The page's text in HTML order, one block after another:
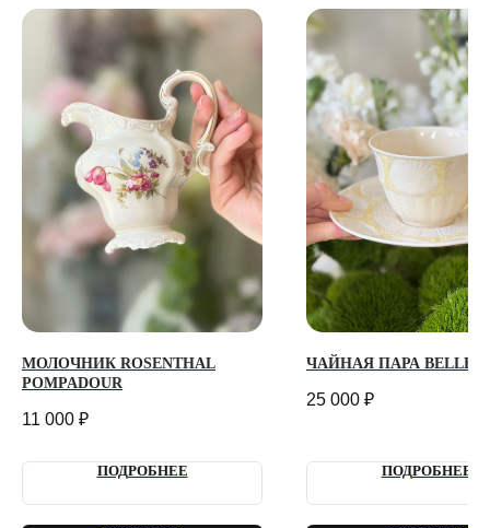
МОЛОЧНИК ROSENTHAL
POMPADOUR
11 000 ₽
ПОДРОБНЕЕ
ЧАЙНАЯ ПАРА
25 000 ₽
ПОДРОБНЕЕ
КОНФИДЕНЦИАЛЬНОСТЬ
2018 - 2025 PLOMBIR FLOWERS
ТЕЛЕГРАМ-КАНАЛ
О ЦВЕТАХ
ТЕЛЕГРАМ-КАНАЛ
О ВИНТАЖЕ
Г. САНКТ ПЕТЕРБУРГ
+7 981 9672833
Ответим на все вопросы!
info@plombirflowers.ru
Каждый день с 9:00 до 21:00
УЛ. КИРОЧНАЯ, 8Б
ИП Сомова Валентина Юриевна
ИНН 470320429965